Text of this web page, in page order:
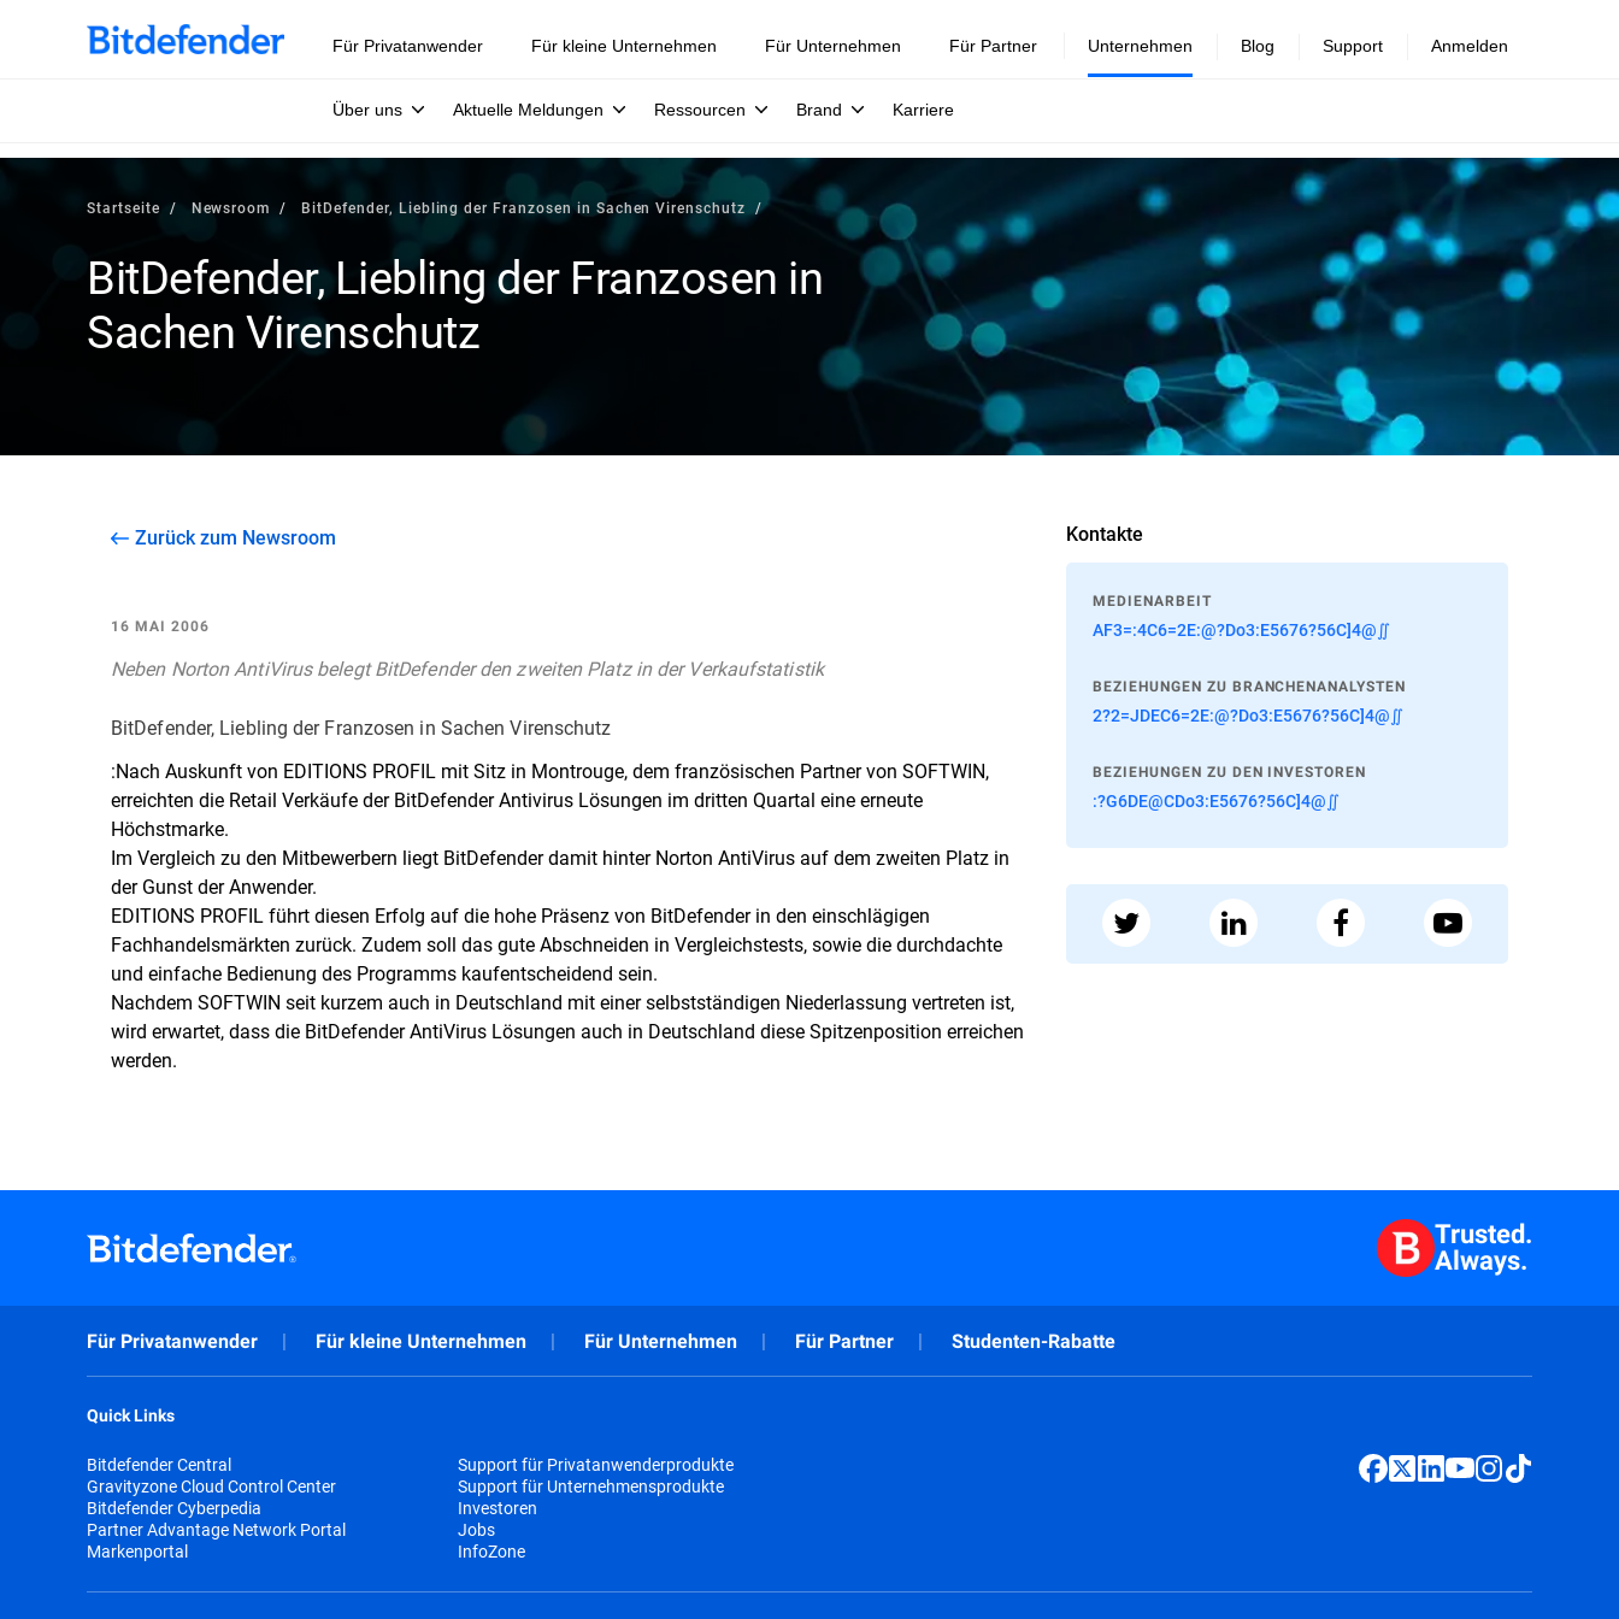
Für Privatanwender Für kleine Unternehmen Für Unternehmen Für Partner Unternehmen
Über uns Aktuelle Meldungen Ressourcen Brand Karriere
Blog Support Anmelden
Startseite Newsroom BitDefender, Liebling der Franzosen in Sachen Virenschutz
BitDefender, Liebling der Franzosen in
Sachen Virenschutz
Zurück zum Newsroom
16 MAI 2006
Neben Norton AntiVirus belegt BitDefender den zweiten Platz in der Verkaufstatistik
BitDefender, Liebling der Franzosen in Sachen Virenschutz
:Nach Auskunft von EDITIONS PROFIL mit Sitz in Montrouge, dem französischen Partner von SOFTWIN,
erreichten die Retail Verkäufe der BitDefender Antivirus Lösungen im dritten Quartal eine erneute
Höchstmarke.
Im Vergleich zu den Mitbewerbern liegt BitDefender damit hinter Norton AntiVirus auf dem zweiten Platz in
der Gunst der Anwender.
EDITIONS PROFIL führt diesen Erfolg auf die hohe Präsenz von BitDefender in den einschlägigen
Fachhandelsmärkten zurück. Zudem soll das gute Abschneiden in Vergleichstests, sowie die durchdachte
und einfache Bedienung des Programms kaufentscheidend sein.
Nachdem SOFTWIN seit kurzem auch in Deutschland mit einer selbstständigen Niederlassung vertreten ist,
wird erwartet, dass die BitDefender AntiVirus Lösungen auch in Deutschland diese Spitzenposition erreichen
werden.
Kontakte
MEDIENARBEIT
AF3=:4C6=2E:@?Do3:E5676?56C]4@∬
BEZIEHUNGEN ZU BRANCHENANALYSTEN
2?2=JDEC6=2E:@?Do3:E5676?56C]4@∬
BEZIEHUNGEN ZU DEN INVESTOREN
:?G6DE@CDo3:E5676?56C]4@∬
Trusted.
Always.
Für Privatanwender Für kleine Unternehmen Für Unternehmen Für Partner Studenten-Rabatte
Quick Links
Bitdefender Central
Gravityzone Cloud Control Center
Bitdefender Cyberpedia
Partner Advantage Network Portal
Markenportal
Support für Privatanwenderprodukte
Support für Unternehmensprodukte
Investoren
Jobs
InfoZone